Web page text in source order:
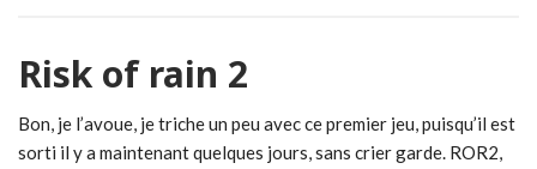
Risk of rain 2
Bon, je l’avoue, je triche un peu avec ce premier jeu, puisqu’il est
sorti il y a maintenant quelques jours, sans crier garde. ROR2,